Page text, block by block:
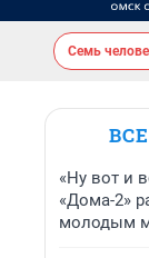
Семь
«Ну вот и
«Дома-2»
молодым